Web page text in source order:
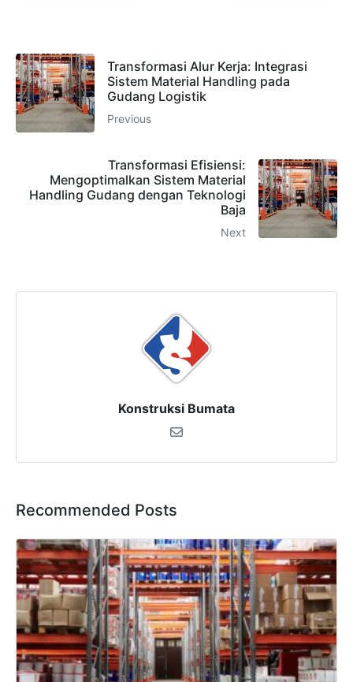
Transformasi Alur Kerja: Integrasi
Sistem Material Handling pada
Gudang Logistik
Previous
Transformasi Efisiensi:
Mengoptimalkan Sistem Material
Handling Gudang dengan Teknologi
Baja
Next
Konstruksi Bumata
Recommended Posts